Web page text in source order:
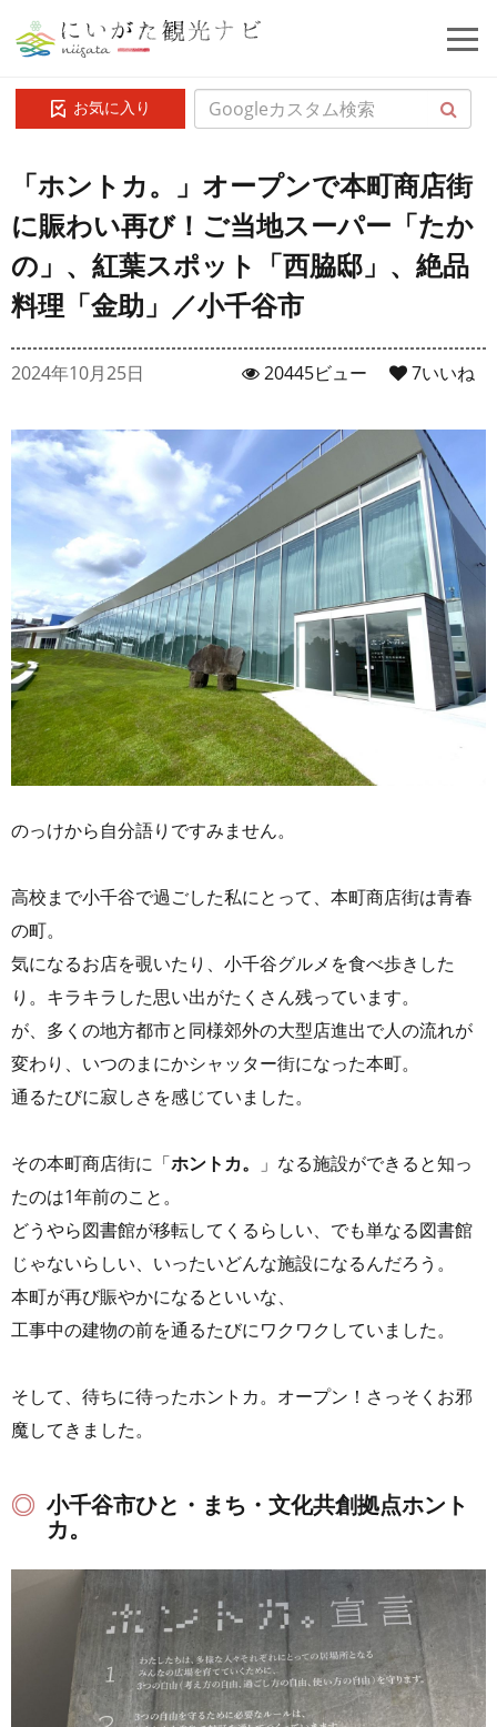
お気に入り
「ホントカ。」オープンで本町商店街
に賑わい再び！ご当地スーパー「たか
の」、紅葉スポット「西脇邸」、絶品
料理「金助」／小千谷市
2024年10月25日 7いいね
20445ビュー
のっけから自分語りですみません。
高校まで小千谷で過ごした私にとって、本町商店街は青春
の町。
気になるお店を覗いたり、小千谷グルメを食べ歩きした
り。キラキラした思い出がたくさん残っています。
が、多くの地方都市と同様郊外の大型店進出で人の流れが
変わり、いつのまにかシャッター街になった本町。
通るたびに寂しさを感じていました。
その本町商店街に「ホントカ。
」なる施設ができると知っ
たのは1年前のこと。
どうやら図書館が移転してくるらしい、でも単なる図書館
じゃないらしい、いったいどんな施設になるんだろう。
本町が再び賑やかになるといいな、
工事中の建物の前を通るたびにワクワクしていました。
そして、待ちに待ったホントカ。オープン！さっそくお邪
魔してきました。
小千谷市ひと・まち・文化共創拠点ホント
カ。